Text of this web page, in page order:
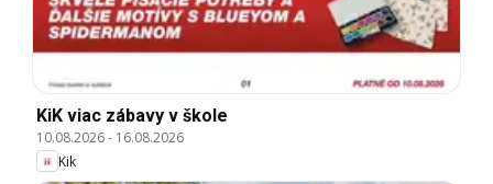
KiK viac zábavy v škole
10.08.2026- 16.08.2026
Kik